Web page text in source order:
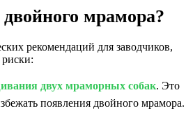
мрамора?
рекомендаций для заводчиков,
двух мраморных собак. Это
появления двойного мрамора.